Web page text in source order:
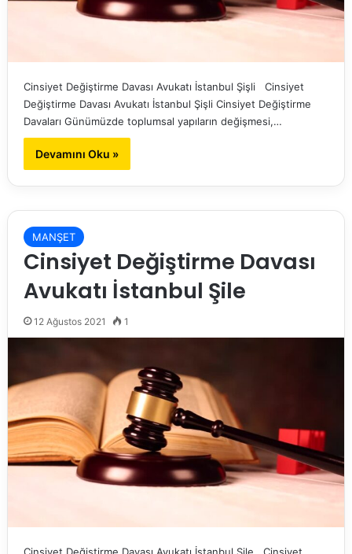
Cinsiyet Değiştirme Davası Avukatı İstanbul Şişli Cinsiyet
Değiştirme Davası Avukatı İstanbul Şişli Cinsiyet Değiştirme
Davaları Günümüzde toplumsal yapıların değişmesi,…
Devamını Oku »
MANŞET
Cinsiyet Değiştirme Davası
Avukatı İstanbul Şile
12 Ağustos 2021 1